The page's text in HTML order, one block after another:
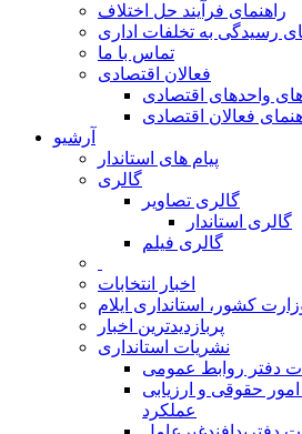
راهنمای فرآیند حل اختلاف
رسیدگی به تخلفات اداری
تماس با ما
فعالان اقتصادی
واحدهای اقتصادی
فعالان اقتصادی
آرشیو
پیام های استاندار
گالری
گالری تصاویر
گالری استاندار
گالری فیلم
اخبار انتخابات
کشور، استانداری ایلام
پربازدیدترین اخبار
نشریات استانداری
دفتر روابط عمومی
حقوقی و ارزيابی
عملکرد